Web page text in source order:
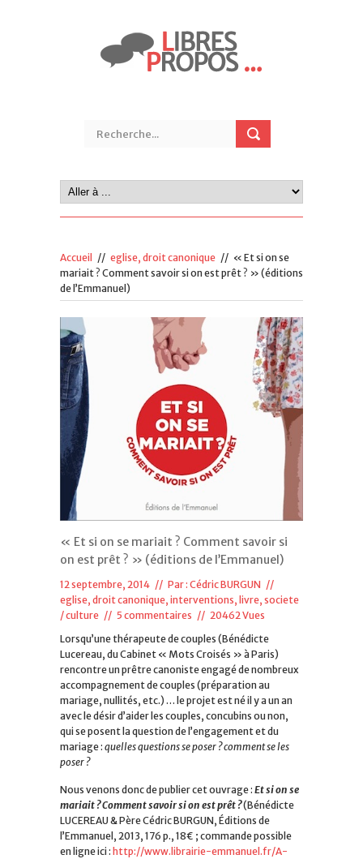
Accueil // eglise, droit canonique // « Et si on se
mariait ? Comment savoir si on est prêt ? » (éditions
de l’Emmanuel)
« Et si on se mariait ? Comment savoir si
on est prêt ? » (éditions de l’Emmanuel)
12 septembre, 2014 // Par : Cédric BURGUN //
eglise, droit canonique, interventions, livre, societe
/ culture // 5 commentaires // 20462 Vues
Lorsqu’une thérapeute de couples (Bénédicte
Lucereau, du Cabinet « Mots Croisés » à Paris)
rencontre un prêtre canoniste engagé de nombreux
accompagnement de couples (préparation au
mariage, nullités, etc.) … le projet est né il y a un an
avec le désir d’aider les couples, concubins ou non,
qui se posent la question de l’engagement et du
mariage : quelles questions se poser ? comment se les
poser ?
Nous venons donc de publier cet ouvrage : Et si on se
mariait ? Comment savoir si on est prêt ?(Bénédicte
LUCEREAU &Père Cédric BURGUN, Éditions de
l’Emmanuel, 2013, 176 p., 18€ ; commande possible
en ligne ici : http://www.librairie-emmanuel.fr/A-